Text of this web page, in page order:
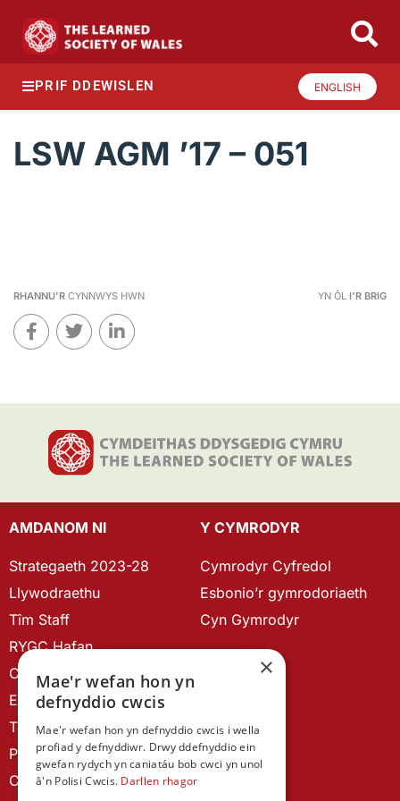
PRIF DDEWISLEN ENGLISH
LSW AGM ’17 – 051
RHANNU'R CYNNWYS HWN YN ÔL I'R BRIG
AMDANOM NI
Strategaeth 2023-28
Llywodraethu
Tîm Staff
RYGC Hafan
Canllawiau brandio
Ein Hanes
Telerau ac Amodau
Polisi Preifatrwydd
Cysylltu â ni
Y CYMRODYR
Cymrodyr Cyfredol
Esbonio’r gymrodoriaeth
Cyn Gymrodyr
×
Mae'r wefan hon yn
defnyddio cwcis
Mae'r wefan hon yn defnyddio cwcis i wella
profiad y defnyddiwr. Drwy ddefnyddio ein
gwefan rydych yn caniatáu bob cwci yn unol
â'n Polisi Cwcis. Darllen rhagor